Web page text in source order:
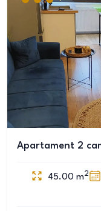
Apartament 2
45.00 m2